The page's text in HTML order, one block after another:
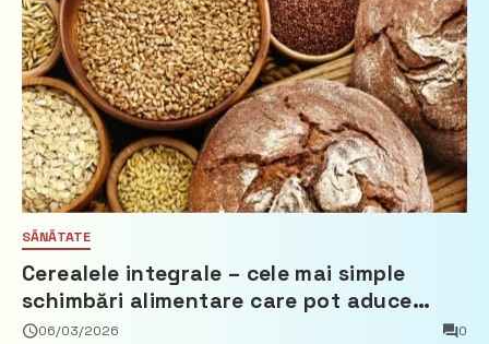
SĂNĂTATE
Cerealele integrale – cele mai simple
schimbări alimentare care pot aduce
beneficii reale
06/03/2026 0